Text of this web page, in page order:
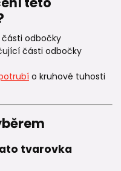
části odbočky
části odbočky
o kruhové tuhosti
tvarovka